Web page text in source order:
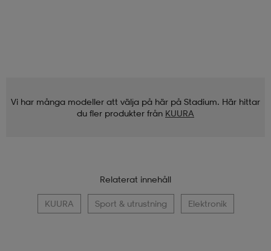
Vi har många modeller att välja på här på Stadium. Här hittar
du fler produkter från KUURA
Relaterat innehåll
KUURA Sport & utrustning Elektronik